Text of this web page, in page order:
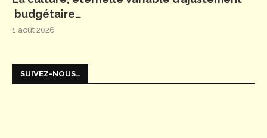
budgétaire…
1 août 2026
SUIVEZ-NOUS…